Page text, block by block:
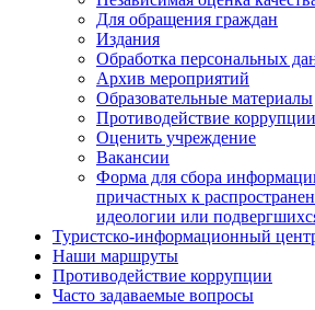
Для обращения граждан
Издания
Обработка персональных
Архив мероприятий
Образовательные материалы
Противодействие коррупции
Оценить учреждение
Вакансии
Форма для сбора
причастных к
идеологии или
Туристско-информационный
Наши маршруты
Противодействие коррупции
Часто задаваемые вопросы